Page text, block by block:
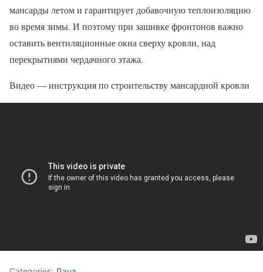
мансарды летом и гарантирует добавочную теплоизоляцию
во время зимы. И поэтому при зашивке фронтонов важно
оставить вентиляционные окна сверху кровли, над
перекрытиями чердачного этажа.
Видео — инструкция по строительству мансардной кровли